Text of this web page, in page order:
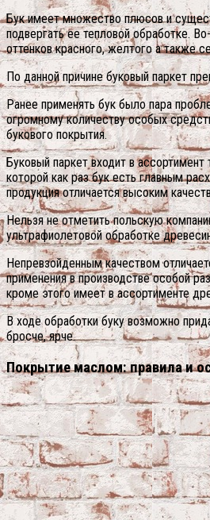
Бук имеет множество плюсов и
подвергать ее тепловой обработке.
оттенков красного, желтого а также
По данной причине буковый паркет
Ранее применять бук было пара
огромному количеству особых
букового покрытия.
Буковый паркет входит в
которой как раз бук есть главным
продукция отличается высоким
Нельзя не отметить польскую
ультрафиолетовой обработке
Непревзойденным качеством
применения в производстве особой
кроме этого имеет в ассортименте
В ходе обработки буку возможно
бросче, ярче.
Покрытие маслом: правила и